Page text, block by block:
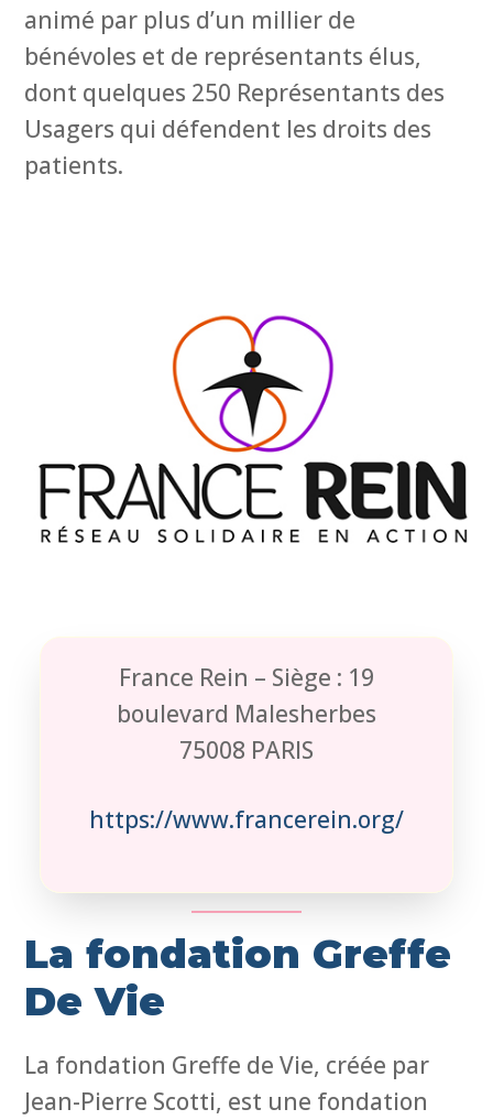
animé par plus d’un millier de
bénévoles et de représentants élus,
dont quelques 250 Représentants des
Usagers qui défendent les droits des
patients.
France Rein – Siège : 19
boulevard Malesherbes
75008 PARIS
https://www.francerein.org/
La fondation Greffe
De Vie
La fondation Greffe de Vie, créée par
Jean-Pierre Scotti, est une fondation